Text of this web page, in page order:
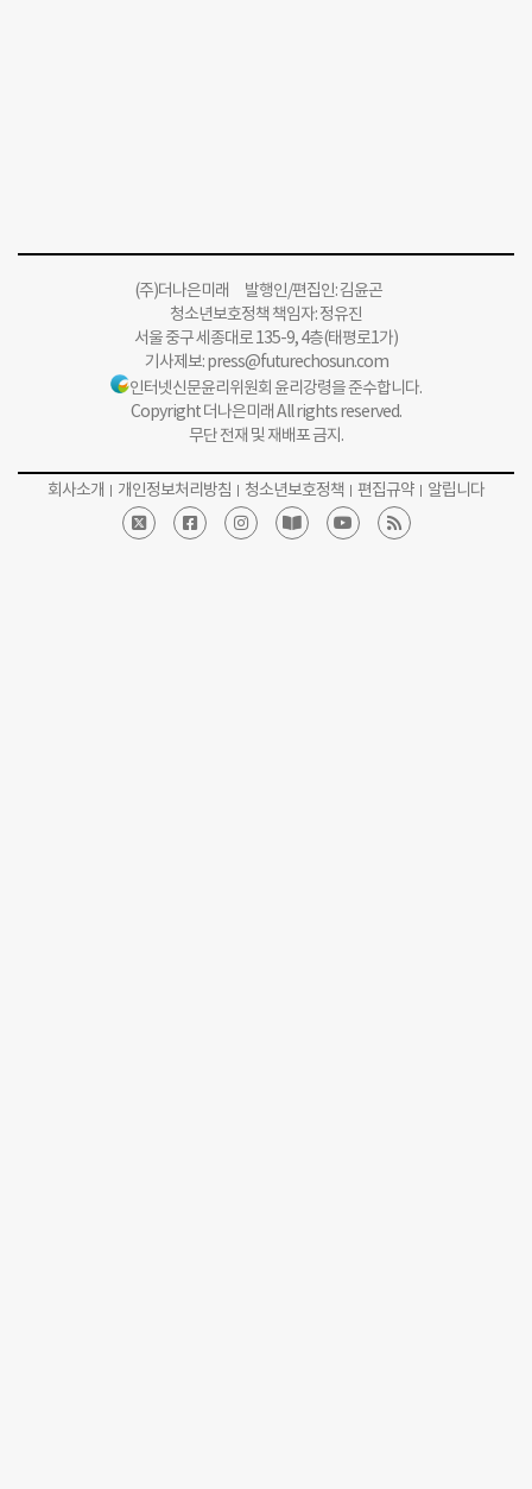
(주)더나은미래 발행인/편집인: 김윤곤
청소년보호정책 책임자: 정유진
서울 중구 세종대로 135-9, 4층(태평로1가)
기사제보:press@futurechosun.com
인터넷신문윤리위원회 윤리강령을 준수합니다.
Copyright 더나은미래 All rights reserved.
무단 전재 및 재배포 금지.
회사소개 개인정보처리방침 청소년보호정책 편집규약 알립니다